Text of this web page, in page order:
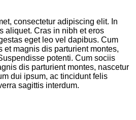
consectetur adipiscing elit. In
aliquet. Cras in nibh et eros
eget leo vel dapibus. Cum
et magnis dis parturient montes,
potenti. Cum sociis
dis parturient montes, nascetur
dui ipsum, ac tincidunt felis
sagittis interdum.